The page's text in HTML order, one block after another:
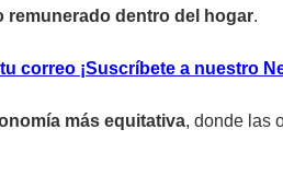
remunerado dentro del hogar.
correo ¡Suscríbete a nuestro
más equitativa, donde las